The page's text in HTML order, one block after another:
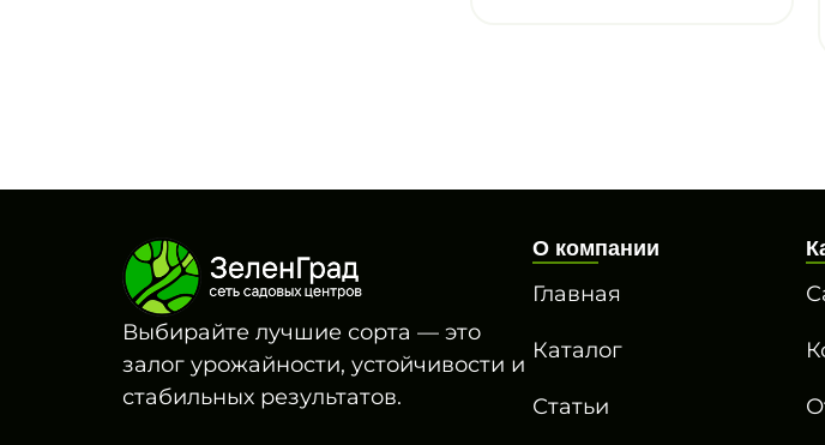
Выбирайте лучшие сорта — это
залог урожайности, устойчивости и
стабильных результатов.
О компании
Главная
Каталог
Статьи